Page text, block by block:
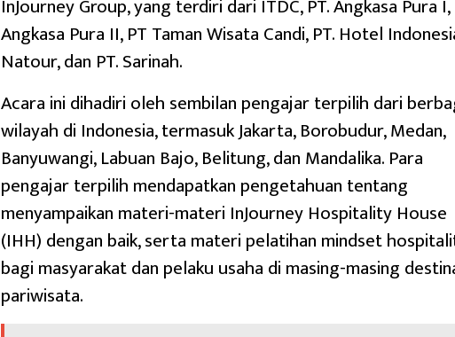
InJourney Group, yang terdiri dari ITDC, PT. Angkasa Pura I,
Angkasa Pura II, PT Taman Wisata Candi, PT. Hotel
Natour, dan PT. Sarinah.
Acara ini dihadiri oleh sembilan pengajar terpilih dari
wilayah di Indonesia, termasuk Jakarta, Borobudur, Medan,
Banyuwangi, Labuan Bajo, Belitung, dan Mandalika. Para
pengajar terpilih mendapatkan pengetahuan tentang
menyampaikan materi-materi InJourney Hospitality House
(IHH) dengan baik, serta materi pelatihan mindset
bagi masyarakat dan pelaku usaha di masing-masing
pariwisata.